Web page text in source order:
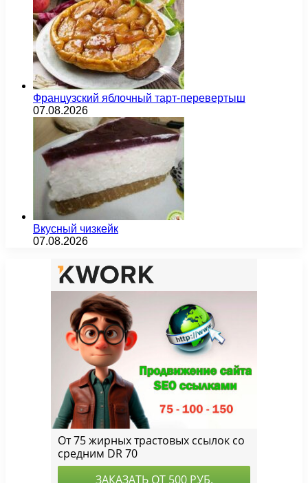
Французский яблочный тарт-перевертыш
07.08.2026
Вкусный чизкейк
07.08.2026